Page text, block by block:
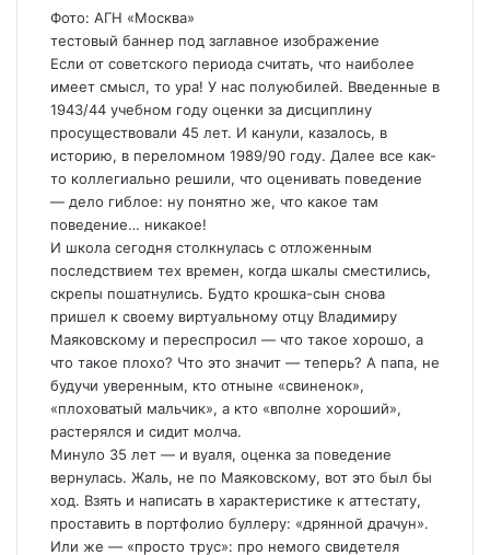
Фото: АГН «Москва»
тестовый баннер под заглавное изображение
Если от советского периода считать, что наиболее
имеет смысл, то ура! У нас полуюбилей. Введенные в
1943/44 учебном году оценки за дисциплину
просуществовали 45 лет. И канули, казалось, в
историю, в переломном 1989/90 году. Далее все как-
то коллегиально решили, что оценивать поведение
— дело гиблое: ну понятно же, что какое там
поведение… никакое!
И школа сегодня столкнулась с отложенным
последствием тех времен, когда шкалы сместились,
скрепы пошатнулись. Будто крошка-сын снова
пришел к своему виртуальному отцу Владимиру
Маяковскому и переспросил — что такое хорошо, а
что такое плохо? Что это значит — теперь? А папа, не
будучи уверенным, кто отныне «свиненок»,
«плоховатый мальчик», а кто «вполне хороший»,
растерялся и сидит молча.
Минуло 35 лет — и вуаля, оценка за поведение
вернулась. Жаль, не по Маяковскому, вот это был бы
ход. Взять и написать в характеристике к аттестату,
проставить в портфолио буллеру: «дрянной драчун».
Или же — «просто трус»: про немого свидетеля